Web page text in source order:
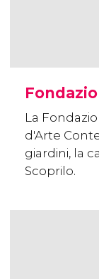
La
d'Arte
giardini, la
Scoprilo.